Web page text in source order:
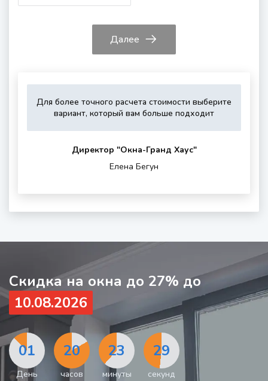
Далее
Для более точного расчета стоимости выберите
вариант, который вам больше подходитУкажите,
Выберите,
Это
шумности
окном
Укажите
Директор "Oкна-Гранд Хаус"
Елена Бегун
Скидка на окна до 27% до
10.08.2026
01
День
20
часов
23
минуты
27
секунд